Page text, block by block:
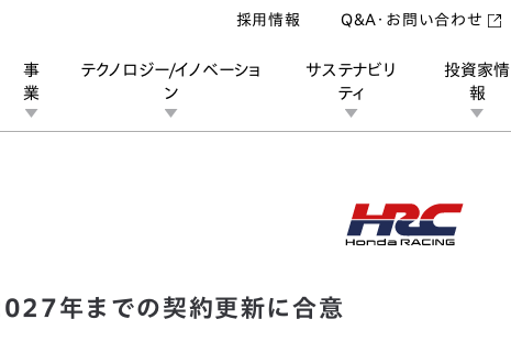
事
業
テクノロジー/イノベーショ
ン
サステナビリ
ティ
投資家情
報
採用情報 Q&A・お問い合わせ
とガブリエル・マルセリ選手が2027年までの契約更新に合意
年までの契約更新に合意